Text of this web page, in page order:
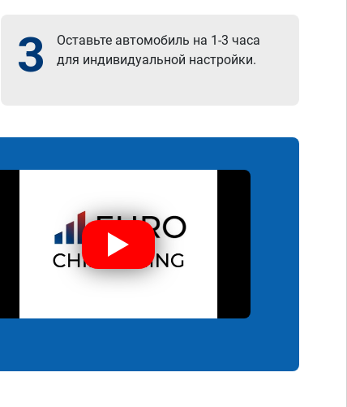
3
Оставьте автомобиль на 1-3 часа
для индивидуальной настройки.